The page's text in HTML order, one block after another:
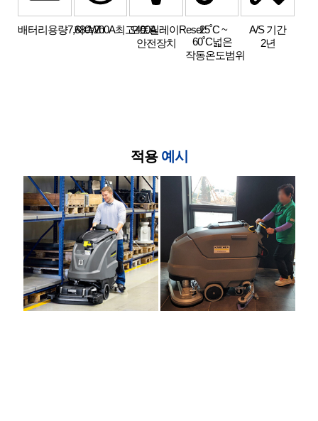
배터리용량7,680Wh
지속200A최고400A
오토릴레이Reset
안전장치
-25˚C ~
60˚C넓은
작동온도범위
A/S 기간
2년
적용 예시